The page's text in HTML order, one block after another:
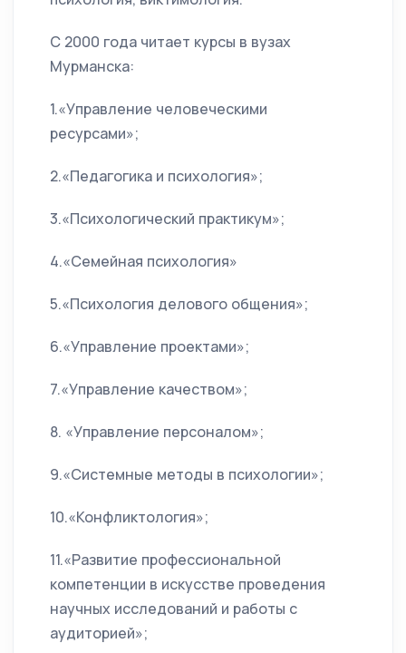
С 2000 года читает курсы в вузах
Мурманска:
1.«Управление человеческими
ресурсами»;
2.«Педагогика и психология»;
3.«Психологический практикум»;
4.«Семейная психология»
5.«Психология делового общения»;
6.«Управление проектами»;
7.«Управление качеством»;
8. «Управление персоналом»;
9.«Системные методы в психологии»;
10.«Конфликтология»;
11.«Развитие профессиональной
компетенции в искусстве проведения
научных исследований и работы с
аудиторией»;